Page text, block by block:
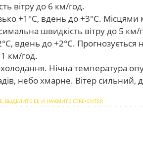
вітру до 6 км/год.
+1°С, вдень до +3°С.
швидкість вітру до 5 км/
вдень до +2°С. Прогнозується
км/год.
Нічна температура
небо хмарне. Вітер сильний,
ЕЕ И НАЖМИТЕ CTRL+ENTER